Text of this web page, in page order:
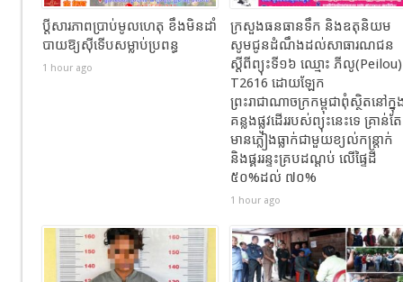
ប្ដីសារភាពប្រាប់មូលហេតុ ខឹងមិនដាំ
បាយឱ្យស៊ីទើបសម្លាប់ប្រពន្ធ
1 hour ago
ក្រសួងធនធានទឹក និងឧតុនិយម
សូមជូនដំណឹងដល់សាធារណជន
ស្ដីពីព្យុះទី១៦ ឈ្មោះ ភីលូ(Peilou)
T2616 ដោយឡែក
ព្រះរាជាណាចក្រកម្ពុជាពុំស្ថិតនៅក្នុ
គន្លងផ្លូវដើររបស់ព្យុះនេះទេ គ្រាន់តែ
មានភ្លៀងធ្លាក់ជាមួយខ្យល់កន្ត្រាក់
និងផ្គររន្ទះគ្របដណ្តប់ លើផ្ទៃដី
៥០%ដល់ ៧០%
1 hour ago